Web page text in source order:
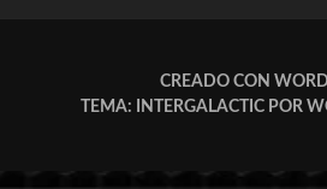
CREADO CON
TEMA: INTERGALACTIC POR